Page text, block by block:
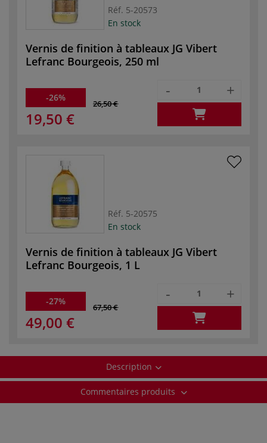
Réf. 5-20573
En stock
Vernis de finition à tableaux JG Vibert
Lefranc Bourgeois, 250 ml
-26%
26,50 €
19,50 €
- +
Réf. 5-20575
En stock
Vernis de finition à tableaux JG Vibert
Lefranc Bourgeois, 1 L
-27%
67,50 €
49,00 €
- +
Description
Commentaires produits